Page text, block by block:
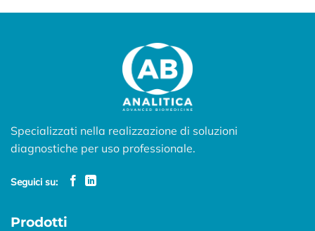
Specializzati nella realizzazione di soluzioni
diagnostiche per uso professionale.
Seguici su:
Prodotti